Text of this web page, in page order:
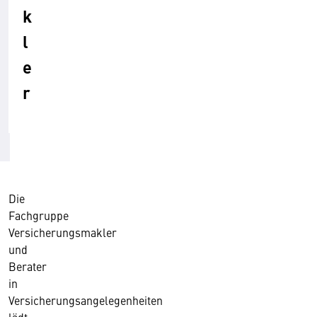
k
l
e
r
Die
Fachgruppe
Versicherungsmakler
und
Berater
in
Versicherungsangelegenheiten